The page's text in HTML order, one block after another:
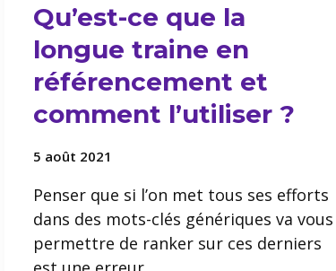
Qu’est-ce que la
longue traine en
référencement et
comment l’utiliser ?
5 août 2021
Penser que si l’on met tous ses efforts
dans des mots-clés génériques va vous
permettre de ranker sur ces derniers